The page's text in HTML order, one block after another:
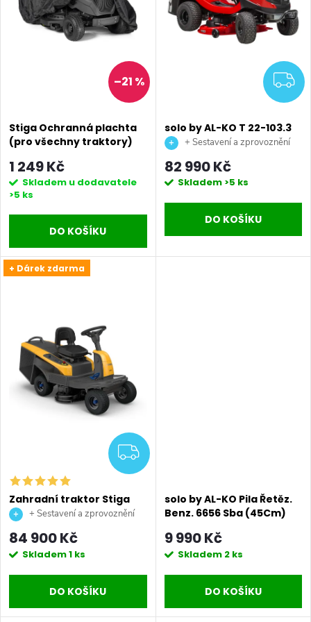
o
d
u
t
o
d
u
k
t
–21 %
Stiga Ochranná plachta
(pro všechny traktory)
1 249 Kč
Skladem u dodavatele
>5 ks
DO KOŠÍKU
solo by AL-KO T 22-103.3
HD-A V2 Comfort
traktor
+ Sestavení a zprovoznění
stroje + doprava až na vaši
zahradu.
82 990 Kč
Skladem >5 ks
DO KOŠÍKU
+ Dárek zdarma
ZDARMA
Zahradní traktor Stiga
Swift 372e
+ Sestavení a zprovoznění
stroje + doprava až na vaši
zahradu.
84 900 Kč
Skladem1 ks
DO KOŠÍKU
solo by AL-KO Pila Řetěz.
Benz. 6656 Sba (45Cm)
9 990 Kč
Skladem 2 ks
DO KOŠÍKU